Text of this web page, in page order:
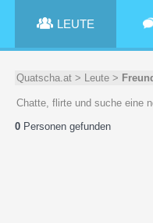
LEUTE
Quatscha.at > Leute >
Chatte, flirte und suche eine
0 Personen gefunden